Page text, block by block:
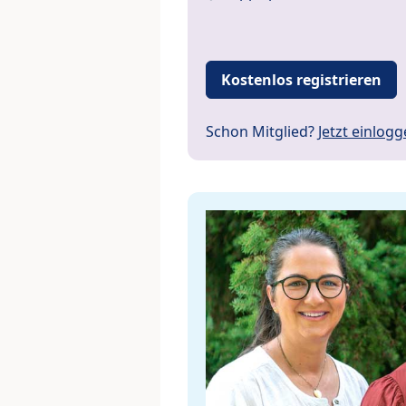
Kostenlos registrieren
Schon Mitglied? Jetzt